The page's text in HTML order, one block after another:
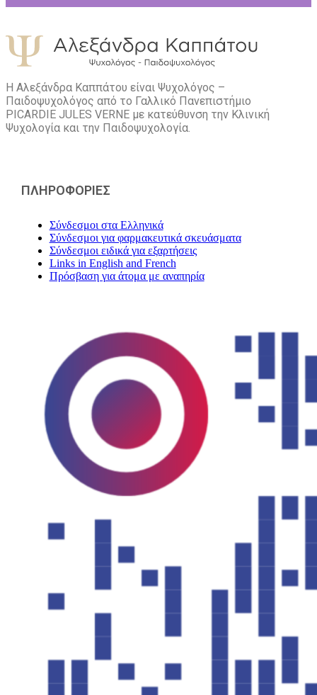
Η Αλεξάνδρα Καππάτου είναι Ψυχολόγος –
Παιδοψυχολόγος από το Γαλλικό Πανεπιστήμιο
PICARDIE JULES VERNE με κατεύθυνση την Kλινική
Ψυχολογία και την Παιδοψυχολογία.
ΠΛΗΡΟΦΟΡΙΕΣ
Σύνδεσμοι στα Ελληνικά
Σύνδεσμοι για φαρμακευτικά σκευάσματα
Σύνδεσμοι ειδικά για εξαρτήσεις
Links in English and French
Πρόσβαση για άτομα με αναπηρία